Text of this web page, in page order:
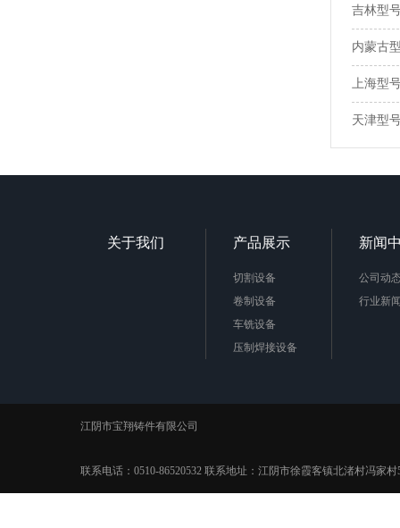
吉林型
内蒙古
上海型
天津型
关于我们 产品展示
切割设备
卷制设备
车铣设备
压制焊接设备
新闻
公司动
行业新
江阴市宝翔铸件有限公司
联系电话：0510-86520532 联系地址：江阴市徐霞客镇北渚村冯家村